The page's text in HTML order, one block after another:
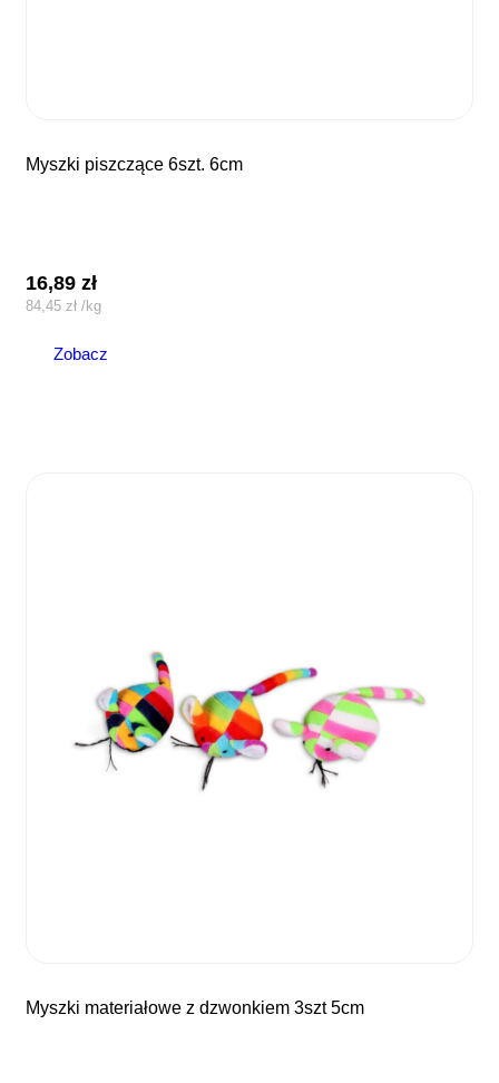
myszki piszczące 6szt. 6cm
16,89zł
84,45 zł /kg
Zobacz
myszki materiałowe z dzwonkiem 3szt 5cm